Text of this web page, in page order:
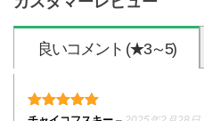
良いコメント (★3～5)